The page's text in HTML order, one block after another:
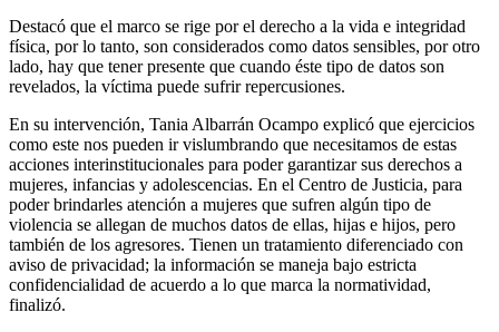
Destacó que el marco se rige por el derecho a la vida e integridad
física, por lo tanto, son considerados como datos sensibles, por otro
lado, hay que tener presente que cuando éste tipo de datos son
revelados, la víctima puede sufrir repercusiones.
En su intervención, Tania Albarrán Ocampo explicó que ejercicios
como este nos pueden ir vislumbrando que necesitamos de estas
acciones interinstitucionales para poder garantizar sus derechos a
mujeres, infancias y adolescencias. En el Centro de Justicia, para
poder brindarles atención a mujeres que sufren algún tipo de
violencia se allegan de muchos datos de ellas, hijas e hijos, pero
también de los agresores. Tienen un tratamiento diferenciado con
aviso de privacidad; la información se maneja bajo estricta
confidencialidad de acuerdo a lo que marca la normatividad,
finalizó.